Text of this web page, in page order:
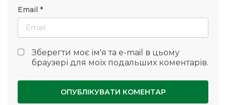
Email *
Зберегти моє ім'я та e-mail в цьому
браузері для моїх подальших коментарів.